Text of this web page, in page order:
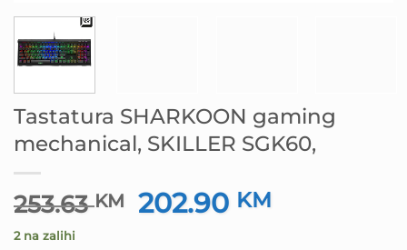
Tastatura SHARKOON gaming
mechanical, SKILLER SGK60,
253.63KM
Izvorna
cijena
202.90 KM
2 na zalihi